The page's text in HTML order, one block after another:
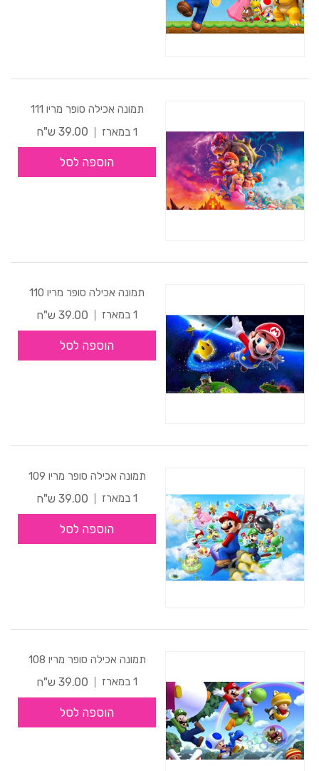
תמונה אכילה סופר מריו 111
1 במארז
39.00 ש"ח
הוספה לסל
תמונה אכילה סופר מריו 110
1 במארז
39.00 ש"ח
הוספה לסל
תמונה אכילה סופר מריו 109
1 במארז
39.00 ש"ח
הוספה לסל
תמונה אכילה סופר מריו 108
1 במארז
39.00 ש"ח
הוספה לסל